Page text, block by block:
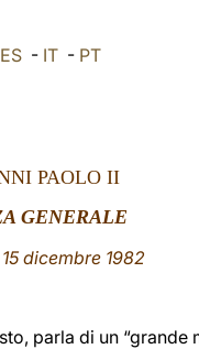
ES- IT- PT
PAOLO II
GENERALE
dicembre 1982
parla di un “grande